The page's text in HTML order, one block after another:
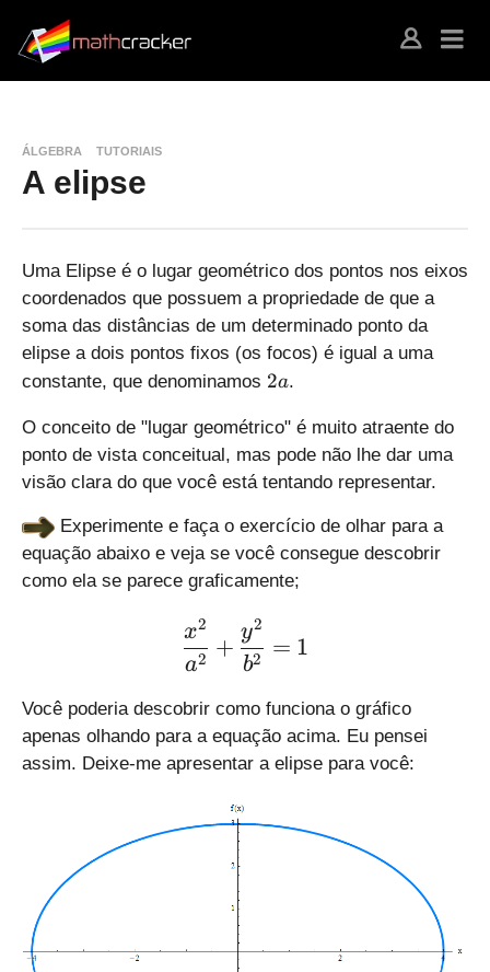
ÁLGEBRA TUTORIAIS
A elipse
Uma Elipse é o lugar geométrico dos pontos nos eixos
coordenados que possuem a propriedade de que a
soma das distâncias de um determinado ponto da
elipse a dois pontos fixos (os focos) é igual a uma
constante, que denominamos 2
2a.
O conceito de "lugar geométrico" é muito atraente do
ponto de vista conceitual, mas pode não lhe dar uma
visão clara do que você está tentando representar.
Experimente e faça o exercício de olhar para a
equação abaixo e veja se você consegue descobrir
como ela se parece graficamente;
\large \displaystyle
a2
x2
+
b2
y2
= 1
Você poderia descobrir como funciona o gráfico
apenas olhando para a equação acima. Eu pensei
assim. Deixe-me apresentar a elipse para você: